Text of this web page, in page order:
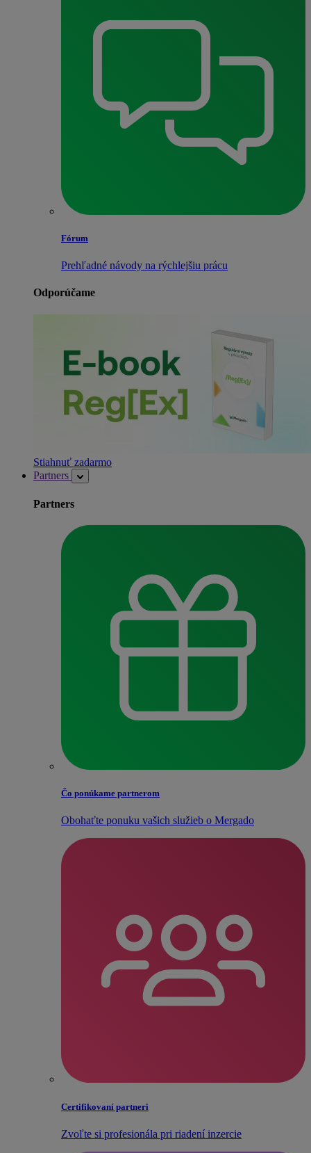
Fórum
Prehľadné návody na rýchlejšiu prácu
Odporúčame
Stiahnuť zadarmo
Partners
Partners
Čo ponúkame partnerom
Obohaťte ponuku vašich služieb o Mergado
Certifikovaní partneri
Zvoľte si profesionála pri riadení inzercie